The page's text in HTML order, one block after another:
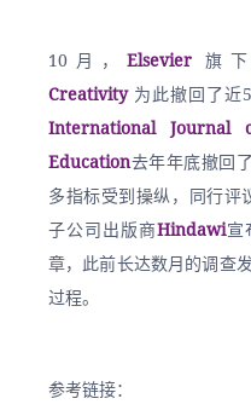
10月，Elsevier 旗
Creativity 为此撤回了近
International Journal
Education去年年底撤回
多指标受到操纵，同行评
子公司出版商Hindawi宣
章，此前长达数月的调查
过程。
参考链接：